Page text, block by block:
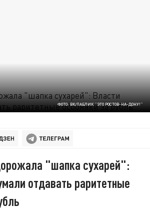
ФОТО: ВК/ПАБЛИК "ЭТО РОСТОВ-НА-ДОНУ!"
"шапка сухарей":
отдавать раритетные